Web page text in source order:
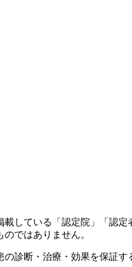
している「認定院」「認
ではありません。
診断・治療・効果を保証